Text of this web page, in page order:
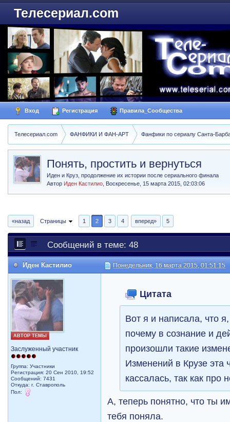
Телесериал.com
Вход Регистрация Правила_Сообщества
Телесериал.com ФАНФИКИ И ФАН-АРТ Фанфики по сериалу Санта-
Понять, простить и вернуться
Иден и Круз, продолжение их истории после сериального финала
Автор Иден Кастилио Воскресенье, 15 марта 2015, 02:03:06
«назад Страницы 1 2 3 4 вперед» 5
Сообщений в теме: 48
Иден Кастилио Понедельник, 16 марта 2015, 01:51:15
АВТОР ТЕМЫ
Заслуженный участник
Группа: Участники
Регистрация: 20 Сен 2010, 19:52
Сообщений: 7431
Откуда: г. Ставрополь
Пол:
Цитата
Вот я и написала, что
почему в сознание и
произошли такие
Изменений в Крузе эта
кассалась, так как про
А, теперь понятно, что ты
тебя поняла.